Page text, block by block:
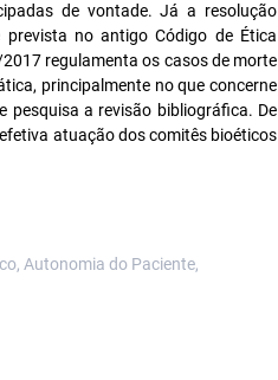
de vontade. Já a resolução
no antigo Código de Ética
regulamenta os casos de morte
principalmente no que concerne
pesquisa a revisão bibliográfica. De
atuação dos comitês bioéticos
Autonomia do Paciente,